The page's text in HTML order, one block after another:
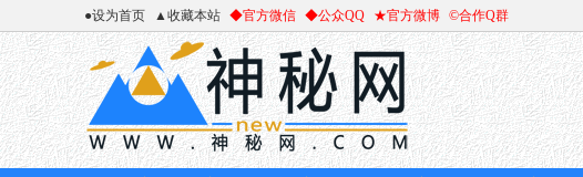
●设为首页 ▲收藏本站 ◆官方微信 ◆公众QQ ★官方微博 ©合作Q群